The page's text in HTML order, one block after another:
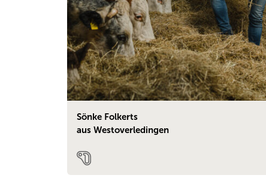
Sönke Folkerts
aus Westoverledingen